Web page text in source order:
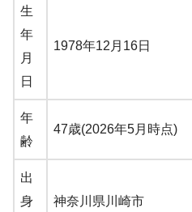
生
年
月
日
1978年12月16日
年
齢
47歳(2026年5月時点)
出
身
神奈川県川崎市